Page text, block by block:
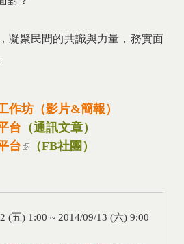
凝聚民間的共識與力量，務實面
作坊（影片&簡報）
台 （通訊文章）
台(link is external)
（FB社團）
(五) 1:00 ~ 2014/09/13 (六) 9:00